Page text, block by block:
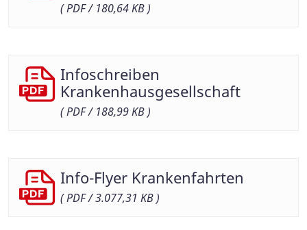
( PDF / 180,64 KB )
Infoschreiben
Krankenhausgesellschaft
( PDF / 188,99 KB )
Info-Flyer Krankenfahrten
( PDF / 3.077,31 KB )